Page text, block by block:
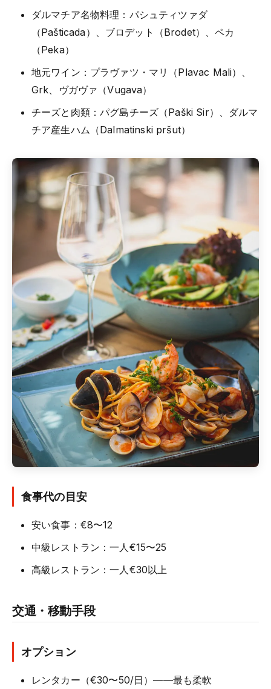
ダルマチア名物料理：パシュティツァダ
（Pašticada）、ブロデット（Brodet）、ペカ
（Peka）
地元ワイン：プラヴァツ・マリ（Plavac Mali）、
Grk、ヴガヴァ（Vugava）
チーズと肉類：パグ島チーズ（Paški Sir）、ダルマ
チア産生ハム（Dalmatinski pršut）
食事代の目安
安い食事：€8〜12
中級レストラン：一人€15〜25
高級レストラン：一人€30以上
交通・移動手段
オプション
レンタカー（€30〜50/日）——最も柔軟